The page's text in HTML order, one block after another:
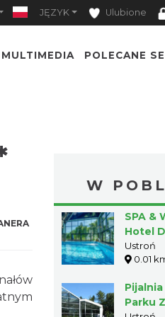
JĘZYK Ulubione
MULTIMEDIA POLECANE
W
SPA &
Hotel
Ustroń
0.01
Parku